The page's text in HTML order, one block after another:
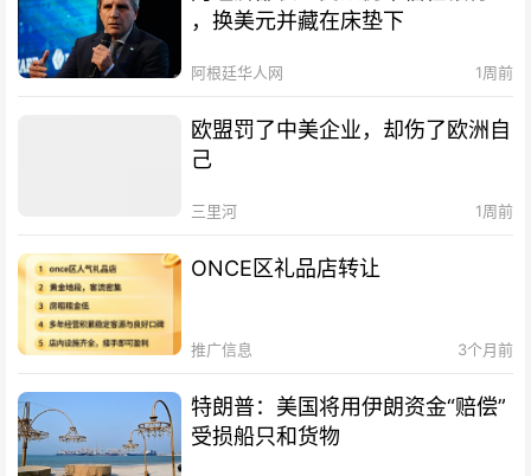
，换美元并藏在床垫下
阿根廷华人网 1周前
欧盟罚了中美企业，却伤了欧洲自
己
三里河 1周前
ONCE区礼品店转让
推广信息 3个月前
特朗普：美国将用伊朗资金“赔偿”
受损船只和货物